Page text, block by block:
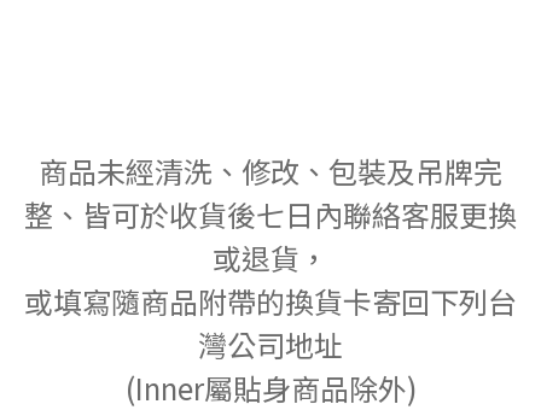
商品未經清洗、修改、包裝及吊牌完
整、皆可於收貨後七日內聯絡客服更換
或退貨，
或填寫隨商品附帶的換貨卡寄回下列台
灣公司地址
(Inner屬貼身商品除外)